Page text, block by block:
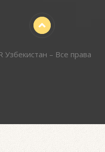
– Все права